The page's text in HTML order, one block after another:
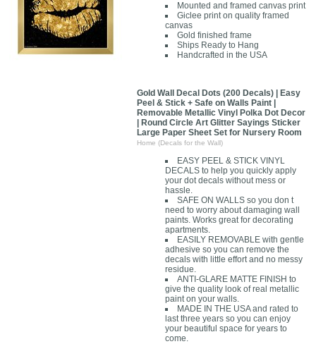
Mounted and framed canvas print
Giclee print on quality framed
canvas
Gold finished frame
Ships Ready to Hang
Handcrafted in the USA
Gold Wall Decal Dots (200 Decals) | Easy
Peel & Stick + Safe on Walls Paint |
Removable Metallic Vinyl Polka Dot Decor
| Round Circle Art Glitter Sayings Sticker
Large Paper Sheet Set for Nursery Room
Home (Decals for the Wall)
EASY PEEL & STICK VINYL
DECALS to help you quickly apply
your dot decals without mess or
hassle.
SAFE ON WALLS so you don t
need to worry about damaging wall
paints. Works great for decorating
apartments.
EASILY REMOVABLE with gentle
adhesive so you can remove the
decals with little effort and no messy
residue.
ANTI-GLARE MATTE FINISH to
give the quality look of real metallic
paint on your walls.
MADE IN THE USA and rated to
last three years so you can enjoy
your beautiful space for years to
come.